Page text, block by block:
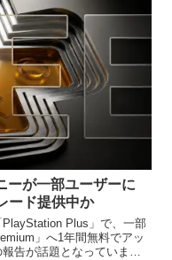
ーが一部ユーザーに
ード提供中か
Plus」で、一部
」へ1年間無料でアッ
告が話題となっていま